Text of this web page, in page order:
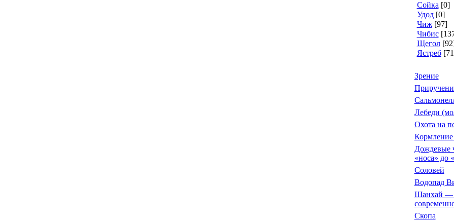
Сойка [0]
Удод [0]
Чиж [97]
Чибис
Щегол
Ястреб
Зрение
Лебеди
Охота на
Кормление
Дождевые
«носа» до
Соловей
Водопад
Шанхай —
Скопа